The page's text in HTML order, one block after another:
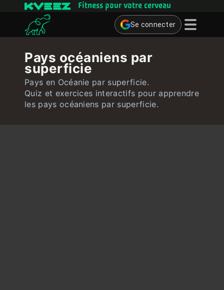
Fitness pour votre cerveau
Se connecter
Quiz
Utilisateur
Contact
Pays océaniens par
superficie
Pays en Océanie par superficie.
Quiz et exercices interactifs pour apprendre
les pays océaniens par superficie.